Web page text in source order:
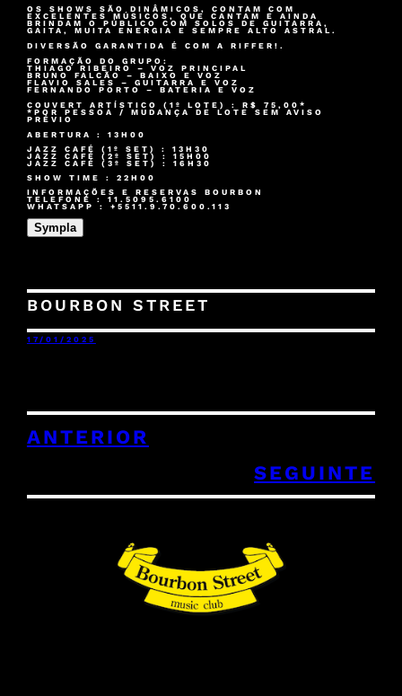
OS SHOWS SÃO DINÂMICOS, CONTAM COM
EXCELENTES MÚSICOS, QUE CANTAM E AINDA
BRINDAM O PÚBLICO COM SOLOS DE GUITARRA,
GAITA, MUITA ENERGIA E SEMPRE ALTO ASTRAL.
DIVERSÃO GARANTIDA É COM A RIFFER!.
FORMAÇÃO DO GRUPO:
THIAGO RIBEIRO – VOZ PRINCIPAL
BRUNO FALCÃO – BAIXO E VOZ
FLAVIO SALES – GUITARRA E VOZ
FERNANDO PORTO – BATERIA E VOZ
COUVERT ARTÍSTICO (1º LOTE) : R$ 75,00*
*POR PESSOA / MUDANÇA DE LOTE SEM AVISO
PRÉVIO
ABERTURA : 13H00
JAZZ CAFÉ (1º SET) : 13H30
JAZZ CAFÉ (2º SET) : 15H00
JAZZ CAFÉ (3º SET) : 16H30
SHOW TIME : 22H00
INFORMAÇÕES E RESERVAS BOURBON
TELEFONE : 11.5095.6100
WHATSAPP : +5511.9.70.600.113
Sympla
BOURBON STREET
17/01/2025
ANTERIOR
SEGUINTE